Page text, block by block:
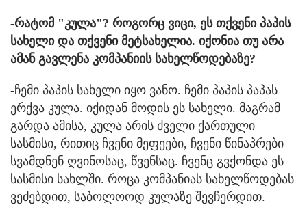
-რატომ "კულა"? როგორც ვიცი, ეს თქვენი პაპის
სახელი და თქვენი მეტსახელია. იქონია თუ არა
ამან გავლენა კომპანიის სახელწოდებაზე?
-ჩემი პაპის სახელი იყო ვანო. ჩემი პაპის პაპას
ერქვა კულა. იქიდან მოდის ეს სახელი. მაგრამ
გარდა ამისა, კულა არის ძველი ქართული
სასმისი, რითიც ჩვენი მეფეები, ჩვენი წინაპრები
სვამდნენ ღვინოსაც, წვენსაც. ჩვენც გვქონდა ეს
სასმისი სახლში. როცა კომპანიას სახელწოდებას
ვეძებდით, საბოლოოდ კულაზე შევჩერდით.